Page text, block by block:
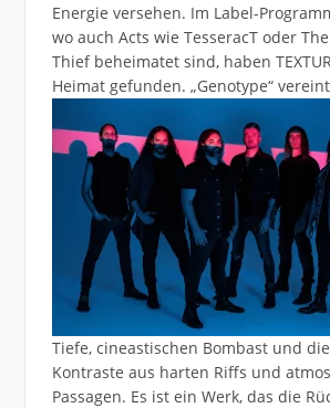
Energie versehen. Im Label-
wo auch Acts wie TesseracT oder
Thief beheimatet sind, haben
Heimat gefunden. „Genotype“ vereint
Tiefe, cineastischen Bombast und
Kontraste aus harten Riffs und
Passagen. Es ist ein Werk, das die